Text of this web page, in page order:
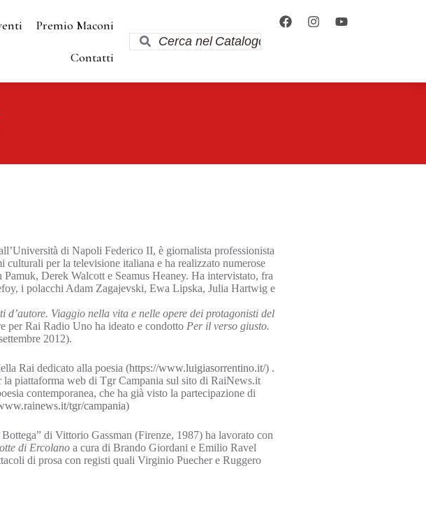
Premio Maconi
Contatti
di Napoli Federico II, è giornalista professionista
per la televisione italiana e ha realizzato numerose
Derek Walcott e Seamus Heaney. Ha intervistato, fra
i polacchi Adam Zagajevski, Ewa Lipska, Julia Hartwig e
d’autore. Viaggio nella vita e nelle opere dei protagonisti del
per Rai Radio Uno ha ideato e condotto Per il verso giusto.
2012).
Rai dedicato alla poesia (https://www.luigiasorrentino.it/) .
piattaforma web di Tgr Campania sul sito di RaiNews.it
contemporanea, che ha già visto la partecipazione di
tgr/campania)
di Vittorio Gassman (Firenze, 1987) ha lavorato con
di Ercolano a cura di Brando Giordani e Emilio Ravel
di prosa con registi quali Virginio Puecher e Ruggero